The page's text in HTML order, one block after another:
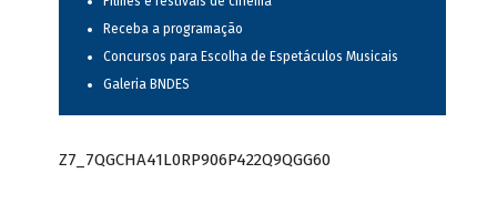
Receba a programação
Concursos para Escolha de Espetáculos Musicais
Galeria BNDES
Z7_7QGCHA41L0RP906P422Q9QGG60